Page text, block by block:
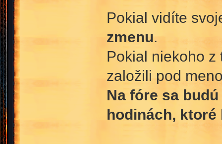
Pokial vidíte
zmenu.
Pokial niekoho
založili pod
Na fóre sa
hodinách, ktoré